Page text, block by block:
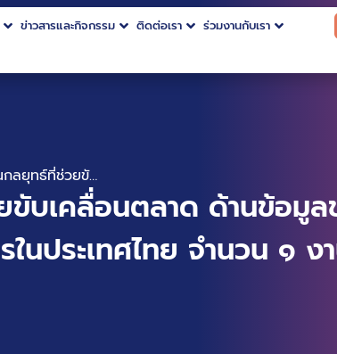
ข่าวสารและกิจกรรม ติดต่อเรา ร่วมงานกับเรา
จ้างจัดทำแผนกลยุทธ์ที่ช่วยขับเคลื่อนตลาด ด้านข้อมูลขนาดใหญ่และเทคโนโลยีปัญญาประดิษฐ์ให้กับผู้ประกอบการในประเทศไทย จำนวน ๑ งาน
บเคลื่อนตลาด ด้านข้อมู
นประเทศไทย จำนวน ๑ ง